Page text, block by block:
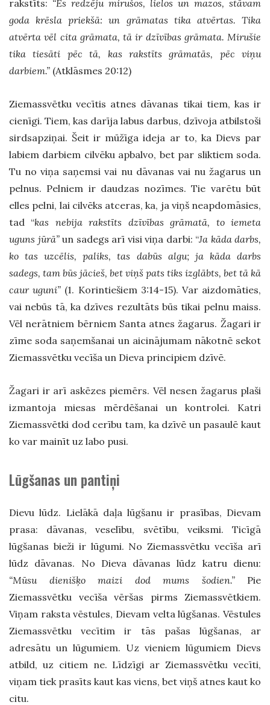
rakstīts: “Es redzēju mirušos, lielos un mazos, stāvam
goda krēsla priekšā: un grāmatas tika atvērtas. Tika
atvērta vēl cita grāmata, tā ir dzīvības grāmata. Mirušie
tika tiesāti pēc tā, kas rakstīts grāmatās, pēc viņu
darbiem.” (Atklāsmes 20:12)
Ziemassvētku vecītis atnes dāvanas tikai tiem, kas ir
cienīgi. Tiem, kas darīja labus darbus, dzīvoja atbilstoši
sirdsapziņai. Šeit ir mūžīga ideja ar to, ka Dievs par
labiem darbiem cilvēku apbalvo, bet par sliktiem soda.
Tu no viņa saņemsi vai nu dāvanas vai nu žagarus un
pelnus. Pelniem ir daudzas nozīmes. Tie varētu būt
elles pelni, lai cilvēks atceras, ka, ja viņš neapdomāsies,
tad “kas nebija rakstīts dzīvības grāmatā, to iemeta
uguns jūrā”un sadegs arī visi viņa darbi: “Ja kāda darbs,
ko tas uzcēlis, paliks, tas dabūs algu; ja kāda darbs
sadegs, tam būs jācieš, bet viņš pats tiks izglābts, bet tā kā
caur uguni” (1. Korintiešiem 3:14-15). Var aizdomāties,
vai nebūs tā, ka dzīves rezultāts būs tikai pelnu maiss.
Vēl nerātniem bērniem Santa atnes žagarus. Žagari ir
zīme soda saņemšanai un aicinājumam nākotnē sekot
Ziemassvētku vecīša un Dieva principiem dzīvē.
Žagari ir arī askēzes piemērs. Vēl nesen žagarus plaši
izmantoja miesas mērdēšanai un kontrolei. Katri
Ziemassvētki dod cerību tam, ka dzīvē un pasaulē kaut
ko var mainīt uz labo pusi.
Lūgšanas un pantiņi
Dievu lūdz. Lielākā daļa lūgšanu ir prasības, Dievam
prasa: dāvanas, veselību, svētību, veiksmi. Ticīgā
lūgšanas bieži ir lūgumi. No Ziemassvētku vecīša arī
lūdz dāvanas. No Dieva dāvanas lūdz katru dienu:
“Mūsu dienišķo maizi dod mums šodien.”Pie
Ziemassvētku vecīša vēršas pirms Ziemassvētkiem.
Viņam raksta vēstules, Dievam velta lūgšanas. Vēstules
Ziemassvētku vecītim ir tās pašas lūgšanas, ar
adresātu un lūgumiem. Uz vieniem lūgumiem Dievs
atbild, uz citiem ne. Līdzīgi ar Ziemassvētku vecīti,
viņam tiek prasīts kaut kas viens, bet viņš atnes kaut ko
citu.